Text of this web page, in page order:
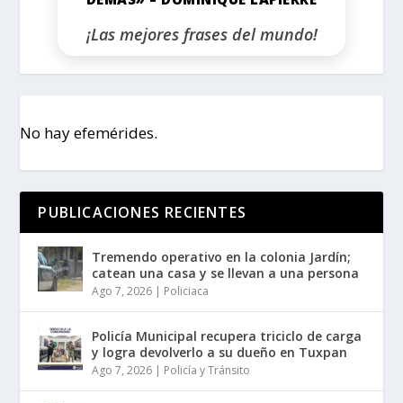
¡Las mejores frases del mundo!
No hay efemérides.
PUBLICACIONES RECIENTES
Tremendo operativo en la colonia Jardín;
catean una casa y se llevan a una persona
Ago 7, 2026 | Policiaca
Policía Municipal recupera triciclo de carga
y logra devolverlo a su dueño en Tuxpan
Ago 7, 2026 | Policía y Tránsito